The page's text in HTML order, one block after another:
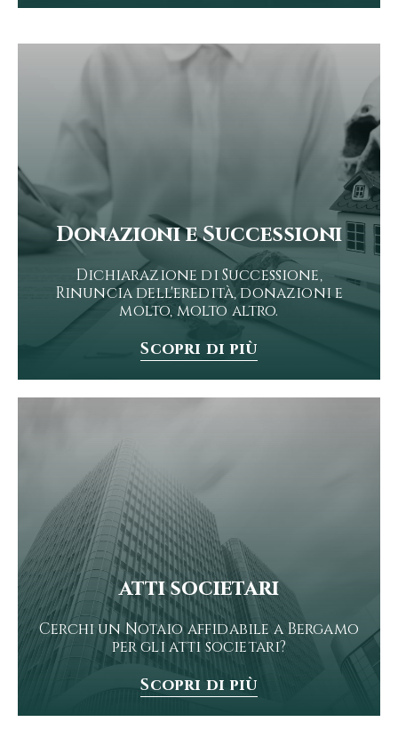
Donazioni e Successioni
Dichiarazione di Successione,
Rinuncia dell'eredità, donazioni e
molto, molto altro.
Scopri di più
atti societari
Cerchi un Notaio affidabile a Bergamo
per gli atti societari?
Scopri di più